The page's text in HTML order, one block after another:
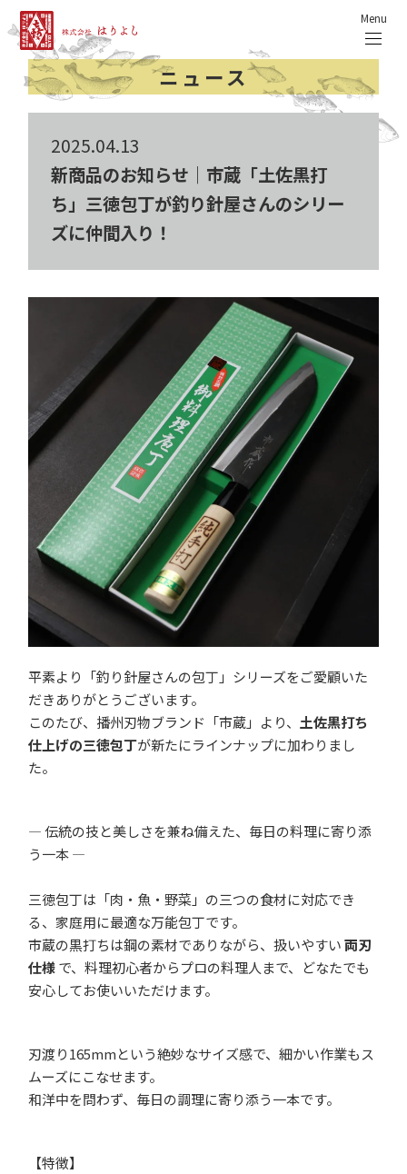
Menu
ニュース
2025.04.13
新商品のお知らせ｜市蔵「土佐黒打
ち」三徳包丁が釣り針屋さんのシリー
ズに仲間入り！
平素より「釣り針屋さんの包丁」シリーズをご愛顧いた
だきありがとうございます。
このたび、播州刃物ブランド「市蔵」より、土佐黒打ち
仕上げの三徳包丁が新たにラインナップに加わりまし
た。
― 伝統の技と美しさを兼ね備えた、毎日の料理に寄り添
う一本 ―
三徳包丁は「肉・魚・野菜」の三つの食材に対応でき
る、家庭用に最適な万能包丁です。
市蔵の黒打ちは鋼の素材でありながら、扱いやすい両刃
仕様で、料理初心者からプロの料理人まで、どなたでも
安心してお使いいただけます。
刃渡り165mmという絶妙なサイズ感で、細かい作業もス
ムーズにこなせます。
和洋中を問わず、毎日の調理に寄り添う一本です。
【特徴】